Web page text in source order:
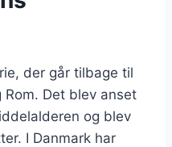
der går tilbage til
Det blev anset
og blev
I Danmark har